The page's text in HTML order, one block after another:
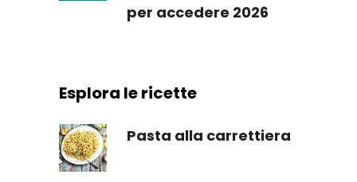
per accedere 2026
Esplora le ricette
Pasta alla carrettiera